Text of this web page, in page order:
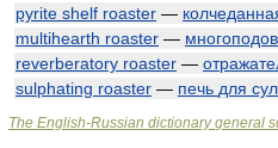
pyrite shelf roaster —
multihearth roaster —
reverberatory roaster —
sulphating roaster — печь для
The English-Russian dictionary general